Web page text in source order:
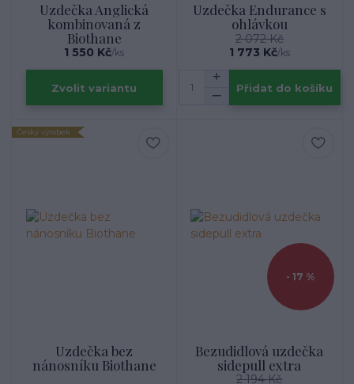
Uzdečka Anglická
kombinovaná z
Biothane
1 550 Kč/ks
Zvolit variantu
Uzdečka Endurance s
ohlávkou
2 072 Kč
1 773 Kč/ks
Přidat do košíku
Český výrobek
Uzdečka bez
nánosníku Biothane
- 17 %
Bezudidlová uzdečka
sidepull extra
2 194 Kč